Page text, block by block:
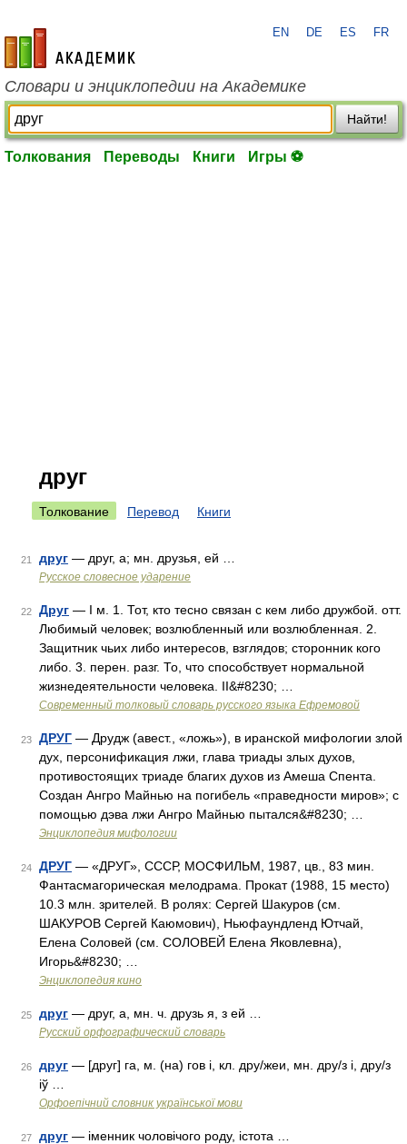
academic.ru
EN DE ES FR
Словари и энциклопедии на Академике
Найти!
Толкования Переводы Книги Игры ⚽
друг
Толкование Перевод Книги
21 друг — друг, а; мн. друзья, ей …
Русское словесное ударение
22 Друг — I м. 1. Тот, кто тесно связан с кем либо дружбой. отт.
Любимый человек; возлюбленный или возлюбленная. 2.
Защитник чьих либо интересов, взглядов; сторонник кого
либо. 3. перен. разг. То, что способствует нормальной
жизнедеятельности человека. II&#8230; …
Современный толковый словарь русского языка Ефремовой
23 ДРУГ — Друдж (авест., «ложь»), в иранской мифологии злой
дух, персонификация лжи, глава триады злых духов,
противостоящих триаде благих духов из Амеша Спента.
Создан Ангро Майнью на погибель «праведности миров»; с
помощью дэва лжи Ангро Майнью пытался&#8230; …
Энциклопедия мифологии
24 ДРУГ — «ДРУГ», СССР, МОСФИЛЬМ, 1987, цв., 83 мин.
Фантасмагорическая мелодрама. Прокат (1988, 15 место)
10.3 млн. зрителей. В ролях: Сергей Шакуров (см.
ШАКУРОВ Сергей Каюмович), Ньюфаундленд Ютчай,
Елена Соловей (см. СОЛОВЕЙ Елена Яковлевна),
Игорь&#8230; …
Энциклопедия кино
25 друг — друг, а, мн. ч. друзь я, з ей …
Русский орфографический словарь
26 друг — [друг] га, м. (на) гов і, кл. дру/жеи, мн. дру/з і, дру/з
іў …
Орфоепічний словник української мови
27 друг — іменник чоловічого роду, істота …